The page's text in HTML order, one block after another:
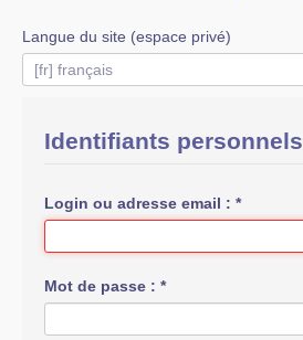
Contact
Les antennes
Espace membres
Langue du site (espace privé)
Identifiants personnels
Login ou adresse email : *
Mot de passe : *